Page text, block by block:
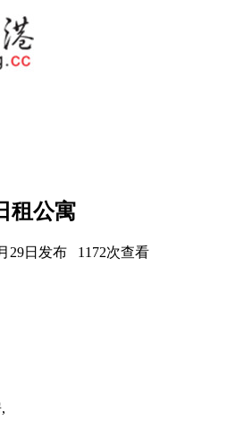
租公寓
29日发布 1172次查看